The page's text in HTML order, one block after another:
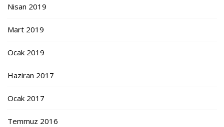
Nisan 2019
Mart 2019
Ocak 2019
Haziran 2017
Ocak 2017
Temmuz 2016